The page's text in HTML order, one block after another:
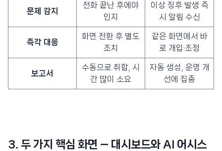
문제 감지
전화 끝난 후에야
인지
이상 징후 발생 즉
시 알림 수신
즉각 대응
화면 전환 후 별도
조치
같은 화면에서 바
로 개입·조정
보고서
수동으로 취합, 시
간 많이 소요
자동 생성, 운영 개
선에 집중
3. 두 가지 핵심 화면 — 대시보드와 AI 어시스